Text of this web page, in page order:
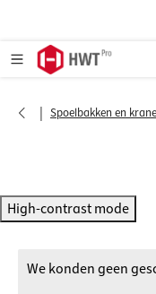
| Spoelbakken en
High-contrast mode
We konden geen